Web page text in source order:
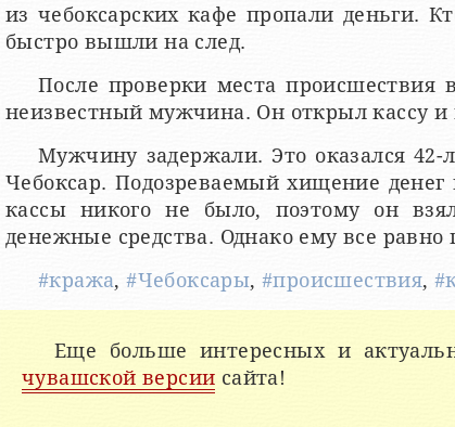
из чебоксарских кафе пропали деньги.
быстро вышли на след.
После проверки места происшествия
неизвестный мужчина. Он открыл кассу
Мужчину задержали. Это оказался
Чебоксар. Подозреваемый хищение
кассы никого не было, поэтому он
денежные средства. Однако ему все равно
#кража,#Чебоксары,#происшествия,
Еще больше интересных и
чувашской версии сайта!